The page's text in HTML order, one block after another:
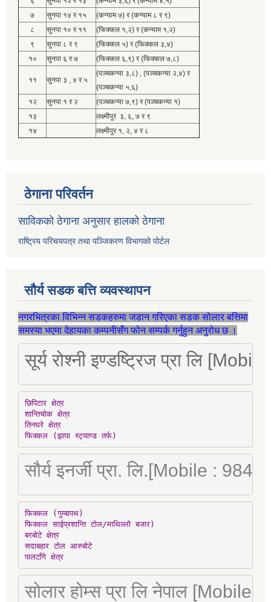
७
सुनपा १४ र १५
(कन्याम ७) र (कन्याम ८ र ९)
८
सुनपा १० र ११
(फिक्कल १,२) र (कन्याम १,२)
९
सुनपा ८ र ९
(फिक्कल ५) र (फिक्कल ३,४)
१०
सुनपा ६ र ७ (फिक्कल ६,९) र (फिक्कल ७,८)
११ सुनपा ३ , ४ र ५
(पञ्चकन्या ३,८) , (पञ्चकन्या २,४) र
(पञ्चकन्या ५,६)
१२
सुनपा १ र २
(पञ्चकन्या ७,९) र (पञ्चकन्या १)
१३
लक्ष्मीपुर ३, ६, ७ र ९
१४
लक्ष्मीपुर १, २, ४ र ८
ठेगाना परिवर्तन
साविकको ठेगाना अनुसार हालको ठेगाना
राष्ट्रिय परिचयपत्र तथा पञ्जिकरण विभागको पोर्टल
सौर्य सडक बत्ति व्यवस्थापन
नगरभित्रका विभिन्न सडकहरुमा जडान गरिएका सडक सोलार बत्तिमा
समस्या भएमा देहायका कम्पनीसँग फोन सम्पर्क गर्नुहुन अनुरोध छ ।
सूर्य रोश्नी इण्डष्ट्रिज प्रा लि
छिपिटार क्षेत्र
शान्तिचोक क्षेत्र
तिनघरे क्षेत्र
फिक्कल (झापा स्ट्याण्ड तर्फ)
सौर्य इनर्जी प्रा. लि.[Mobile :
फिक्कल (गुम्बापथ)
फिक्कल साईप्रशान्ति टोल/माथिल्लो बजार)
बरबोटे क्षेत्र
सदाबहार टोल आरुबोटे
पालटाँगे क्षेत्र
सोलार होम्स प्रा लि नेपाल [Mobile